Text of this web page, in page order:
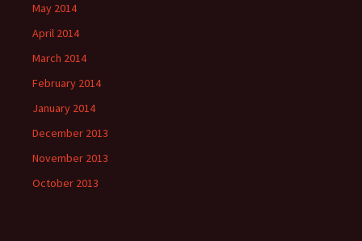
May 2014
April 2014
March 2014
February 2014
January 2014
December 2013
November 2013
October 2013